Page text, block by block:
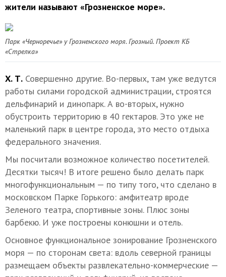
жители называют «Грозненское море».
Парк «Черноречье» у Грозненского моря. Грозный. Проект КБ
«Стрелка»
Х. Т. Совершенно другие. Во-первых, там уже ведутся
работы силами городской администрации, строятся
дельфинарий и динопарк. А во-вторых, нужно
обустроить территорию в 40 гектаров. Это уже не
маленький парк в центре города, это место отдыха
федерального значения.
Мы посчитали возможное количество посетителей.
Десятки тысяч! В итоге решено было делать парк
многофункциональным — по типу того, что сделано в
московском Парке Горького: амфитеатр вроде
Зеленого театра, спортивные зоны. Плюс зоны
барбекю. И уже построены конюшни и отель.
Основное функциональное зонирование Грозненского
моря — по сторонам света: вдоль северной границы
размещаем объекты развлекательно-коммерческие —